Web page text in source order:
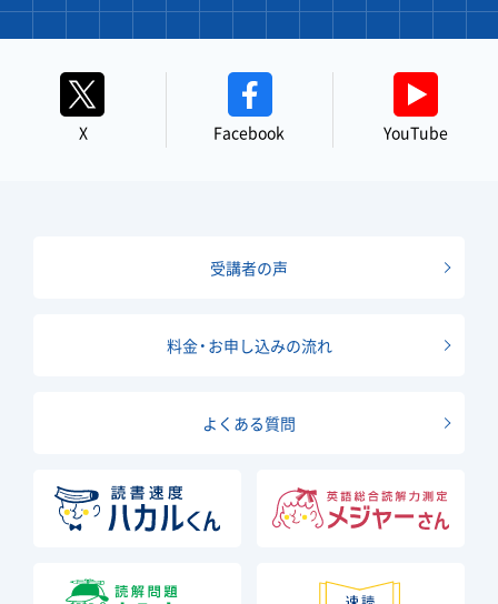
X Facebook YouTube
受講者の声
料金・お申し込みの流れ
よくある質問